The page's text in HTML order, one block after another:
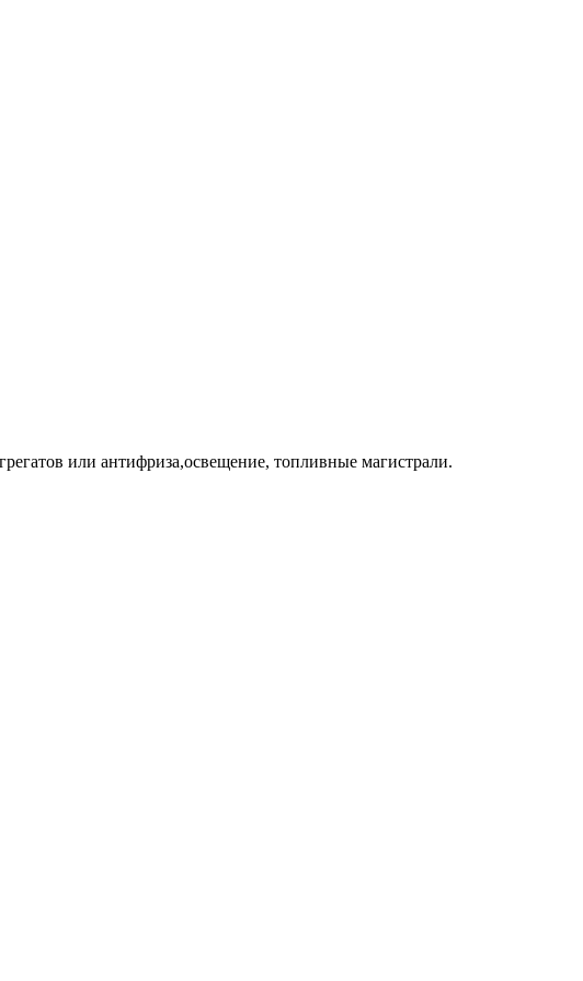
или антифриза,освещение, топливные магистрали.